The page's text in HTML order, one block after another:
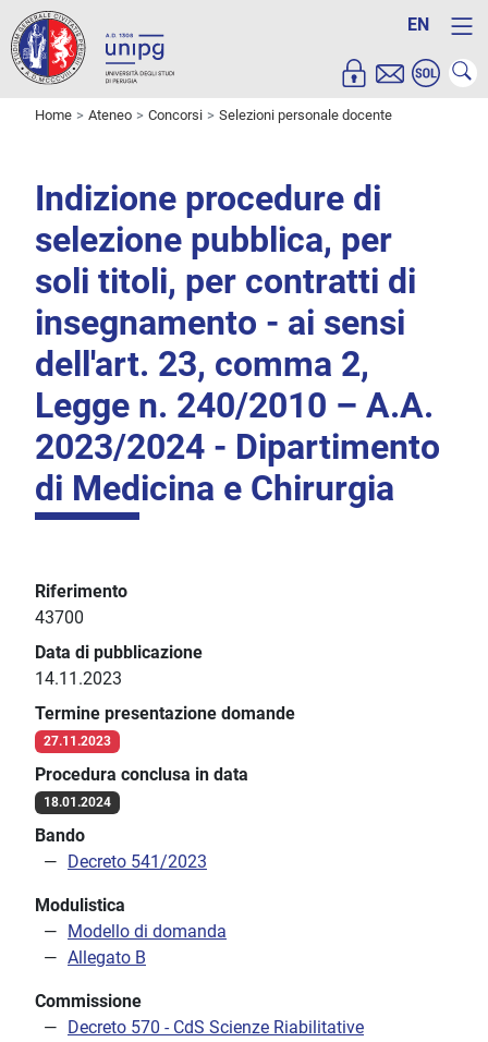
EN
Home Ateneo Concorsi Selezioni personale docente
Indizione procedure di
selezione pubblica, per
soli titoli, per contratti di
insegnamento - ai sensi
dell'art. 23, comma 2,
Legge n. 240/2010 – A.A.
2023/2024 - Dipartimento
di Medicina e Chirurgia
Riferimento
43700
Data di pubblicazione
14.11.2023
Termine presentazione domande
27.11.2023
Procedura conclusa in data
18.01.2024
Bando
Decreto 541/2023
Modulistica
Modello di domanda
Allegato B
Commissione
Decreto 570 - CdS Scienze Riabilitative